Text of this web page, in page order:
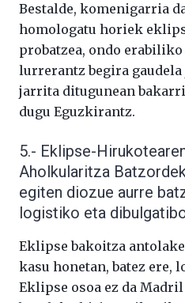
Bestalde, komenigarria
homologatu horiek
probatzea, ondo
lurrerantz begira
jarrita ditugunean
dugu Eguzkirantz.
5.- Eklipse-
Aholkularitza
egiten diozue aurre
logistiko eta
Eklipse bakoitza
kasu honetan, batez ere,
Eklipse osoa ez da